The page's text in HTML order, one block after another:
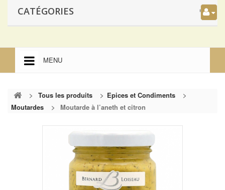
CATÉGORIES
MENU
ACCUEIL
> Tous les produits > Epices et Condiments
>
Moutardes
> Moutarde à l’aneth et citron